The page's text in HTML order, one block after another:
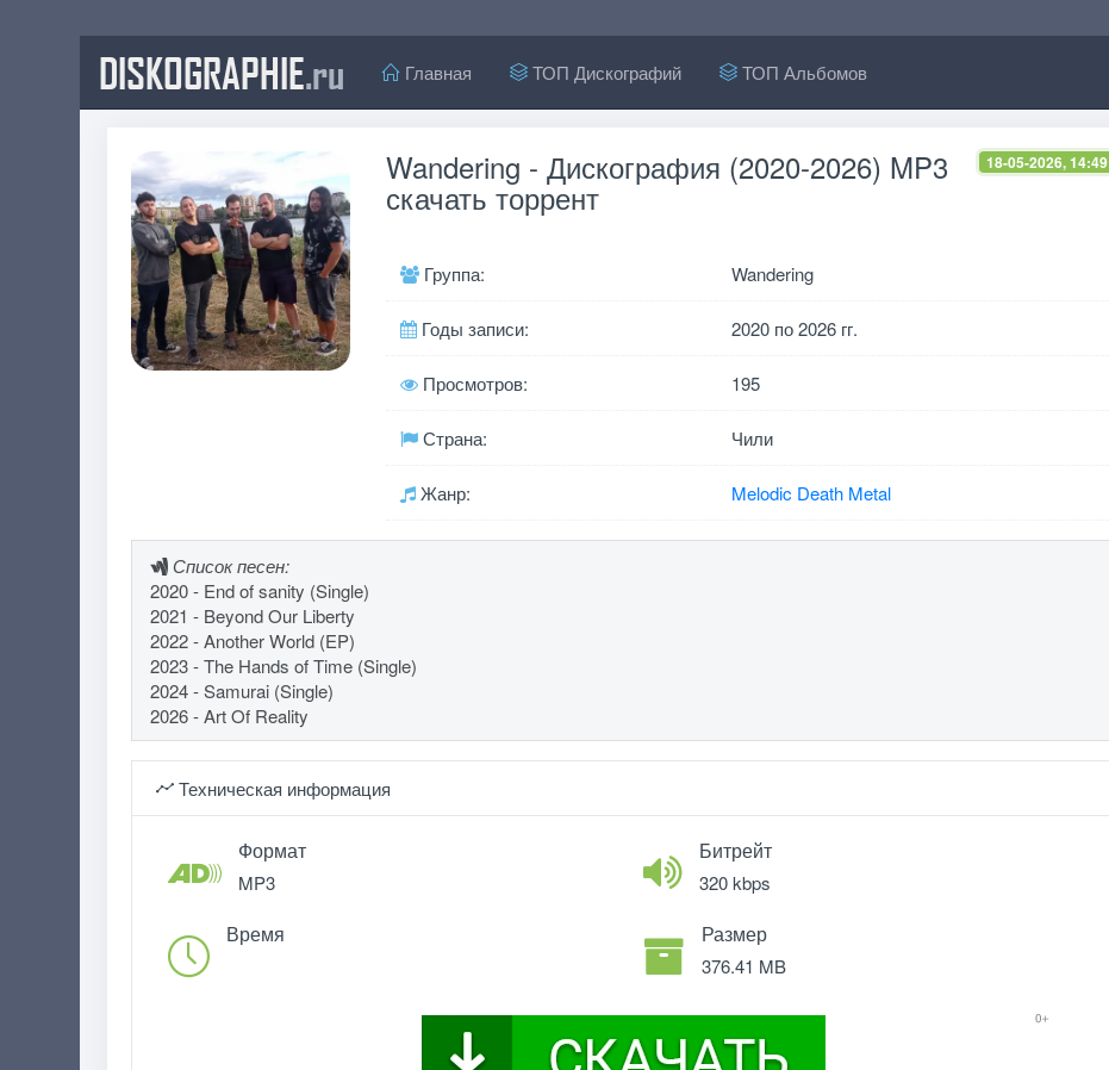
DISKOGRAPHIE.ru Главная ТОП Дискографий ТОП Альбомов
18-05-2026, 14:49
Wandering - Дискография (2020-2026) MP3
скачать торрент
Группа: Wandering
Годы записи: 2020 по 2026 гг.
Просмотров: 195
Страна: Чили
Жанр: Melodic Death Metal
Список песен:
2020 - End of sanity (Single)
2021 - Beyond Our Liberty
2022 - Another World (EP)
2023 - The Hands of Time (Single)
2024 - Samurai (Single)
2026 - Art Of Reality
Техническая информация
Формат
MP3
Битрейт
320 kbps
Время Размер
376.41 MB